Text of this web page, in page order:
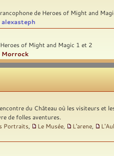
de Heroes of Might and
alexasteph
of Might and Magic 1 et 2
Morrock
du Château où les visiteurs et
de folles aventures.
Portraits Le Musée L'arene